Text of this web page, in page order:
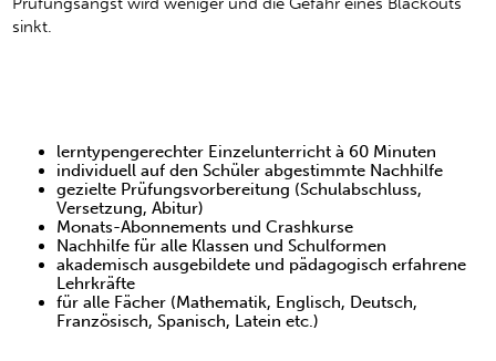
sinkt.
lerntypengerechter Einzelunterricht à 60 Minuten
individuell auf den Schüler abgestimmte Nachhilfe
gezielte Prüfungsvorbereitung (Schulabschluss,
Versetzung, Abitur)
Monats-Abonnements und Crashkurse
Nachhilfe für alle Klassen und Schulformen
akademisch ausgebildete und pädagogisch erfahrene
Lehrkräfte
für alle Fächer (Mathematik, Englisch, Deutsch,
Französisch, Spanisch, Latein etc.)